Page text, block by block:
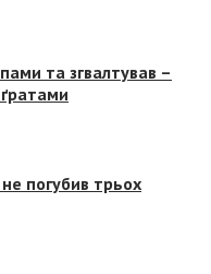
та згвалтував –
погубив трьох